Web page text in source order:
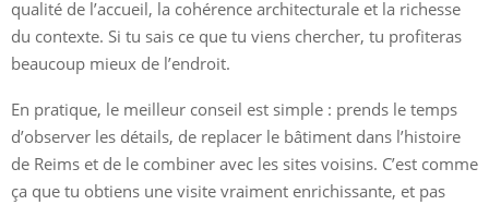
qualité de l’accueil, la cohérence architecturale et la richesse
du contexte. Si tu sais ce que tu viens chercher, tu profiteras
beaucoup mieux de l’endroit.
En pratique, le meilleur conseil est simple : prends le temps
d’observer les détails, de replacer le bâtiment dans l’histoire
de Reims et de le combiner avec les sites voisins. C’est comme
ça que tu obtiens une visite vraiment enrichissante, et pas